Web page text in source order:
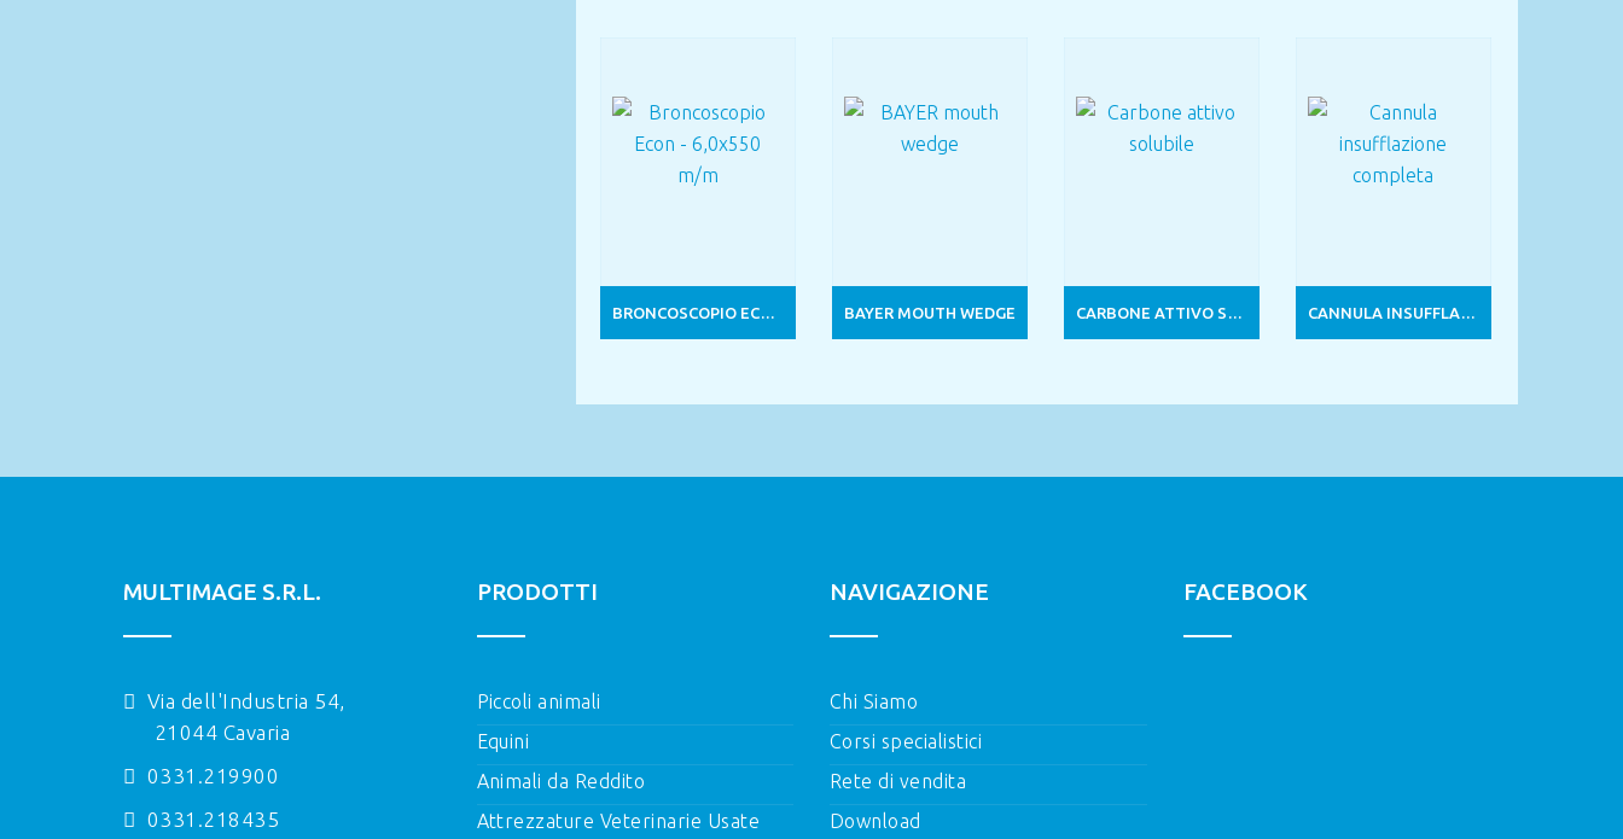
BRONCOSCOPIO ECON – 6,0×550 M/M BAYER MOUTH WEDGE
MULTIMAGE S.R.L.
Via dell'Industria 54,
21044 Cavaria
0331.219900
0331.218435
PRODOTTI
Piccoli animali
Equini
Animali da Reddito
Attrezzature Veterinarie Usate
NAVIGAZIONE
Chi Siamo
Corsi specialistici
Rete di vendita
Download
FACEBOOK